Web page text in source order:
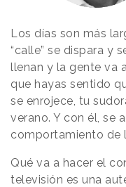
Los días son más
“calle” se dispara y
llenan y la gente va
que hayas sentido
se enrojece, tu
verano. Y con él, se
comportamiento de
Qué va a hacer el
televisión es una